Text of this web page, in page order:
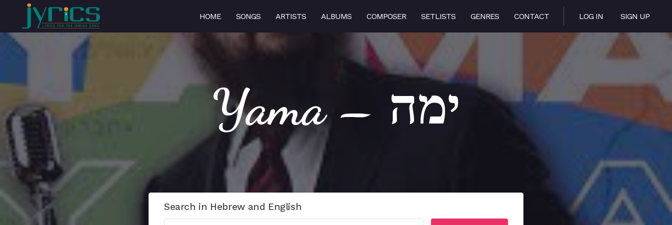
HOME SONGS ARTISTS ALBUMS COMPOSER SETLISTS GENRES CONTACT LOG IN SIGN UP
Yama – ימה
Search in Hebrew and English